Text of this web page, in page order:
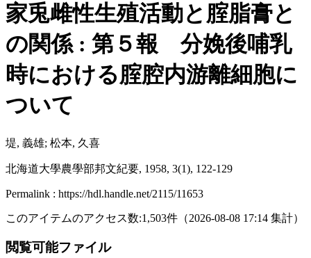
家兎雌性生殖活動と腟脂膏と
の関係 : 第５報 分娩後哺乳
時における腟腔内游離細胞に
ついて
堤, 義雄; 松本, 久喜
北海道大學農學部邦文紀要, 1958, 3(1), 122-129
Permalink : https://hdl.handle.net/2115/11653
このアイテムのアクセス数:1,503件 （2026-08-08 17:14 集計）
閲覧可能ファイル